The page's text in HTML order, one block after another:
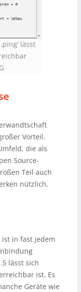
lässt
Vorteil.
die als
Source-
Teil auch
nützlich.
ist in fast jedem
lässt sich
ist. Es
Geräte wie